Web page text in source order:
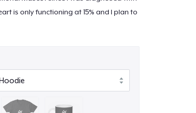
is only functioning at 15% and I plan to